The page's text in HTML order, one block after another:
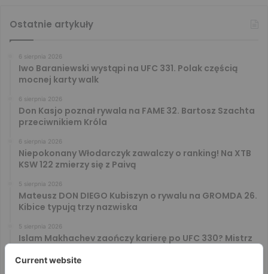
Ostatnie artykuły
6 sierpnia 2026
Iwo Baraniewski wystąpi na UFC 331. Polak częścią
mocnej karty walk
6 sierpnia 2026
Don Kasjo poznał rywala na FAME 32. Bartosz Szachta
przeciwnikiem Króla
6 sierpnia 2026
Niepokonany Włodarczyk zawalczy o ranking! Na XTB
KSW 122 zmierzy się z Paivą
5 sierpnia 2026
Mateusz DON DIEGO Kubiszyn o rywalu na GROMDA 26.
Kibice typują trzy nazwiska
5 sierpnia 2026
Islam Makhachev zaończy karierę po UFC 330? Mistrz